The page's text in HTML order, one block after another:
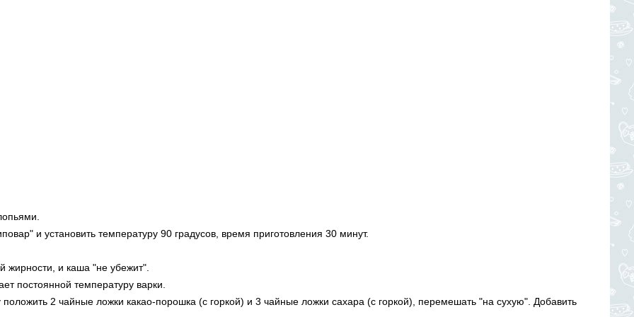
и установить температуру 90 градусов, время приготовления 30 минут.
жирности, и каша "не убежит".
постоянной температуру варки.
2 чайные ложки какао-порошка (с горкой) и 3 чайные ложки сахара (с горкой), перемешать "на сухую". Добавить